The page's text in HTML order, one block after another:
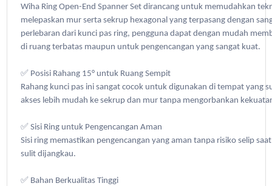
Wiha Ring Open-End Spanner Set dirancang untuk memudahkan
melepaskan mur serta sekrup hexagonal yang terpasang dengan
perlebaran dari kunci pas ring, pengguna dapat dengan mudah
di ruang terbatas maupun untuk pengencangan yang sangat kuat.
✅ Posisi Rahang 15° untuk Ruang Sempit
Rahang kunci pas ini sangat cocok untuk digunakan di tempat yang
akses lebih mudah ke sekrup dan mur tanpa mengorbankan
✅ Sisi Ring untuk Pengencangan Aman
Sisi ring memastikan pengencangan yang aman tanpa risiko selip
sulit dijangkau.
✅ Bahan Berkualitas Tinggi